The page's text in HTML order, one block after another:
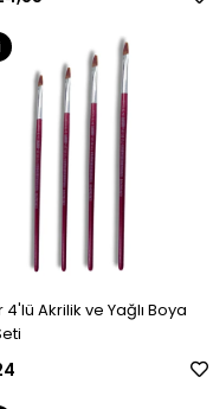
4'lü Akrilik ve Yağlı Boya